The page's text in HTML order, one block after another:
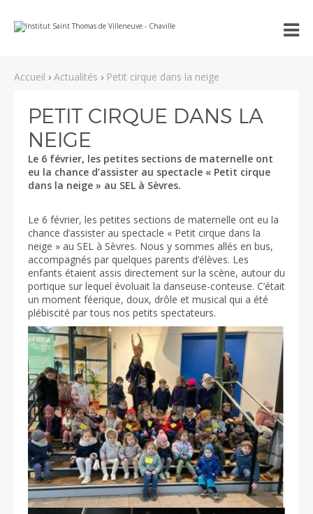
au
la
personnels

Accueil › Actualités › Petit cirque dans la neige
PETIT CIRQUE DANS LA
NEIGE
Le 6 février, les petites sections de maternelle ont
eu la chance d’assister au spectacle « Petit cirque
dans la neige » au SEL à Sèvres.
Le 6 février, les petites sections de maternelle ont eu la
chance d’assister au spectacle « Petit cirque dans la
neige » au SEL à Sèvres. Nous y sommes allés en bus,
accompagnés par quelques parents d’élèves. Les
enfants étaient assis directement sur la scène, autour du
portique sur lequel évoluait la danseuse-conteuse. C’était
un moment féerique, doux, drôle et musical qui a été
plébiscité par tous nos petits spectateurs.